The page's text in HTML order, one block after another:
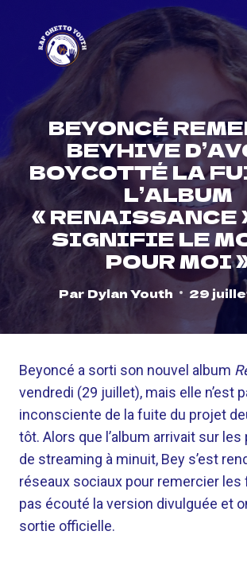
content
BEYONCÉ
BEYHIVE
BOYCOTTÉ LA
L’ALBUM
« RENAISSANCE
SIGNIFIE LE
POUR MOI
Par Dylan Youth 29
Beyoncé a sorti son nouvel album
vendredi (29 juillet), mais elle n’est
inconsciente de la fuite du projet
tôt. Alors que l’album arrivait sur
de streaming à minuit, Bey s’est
réseaux sociaux pour remercier les
pas écouté la version divulguée et
sortie officielle.